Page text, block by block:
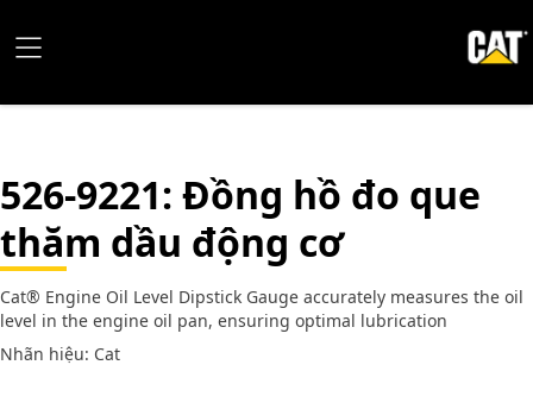
526-9221: Đồng hồ đo que
thăm dầu động cơ
Cat® Engine Oil Level Dipstick Gauge accurately measures the oil
level in the engine oil pan, ensuring optimal lubrication
Nhãn hiệu: Cat